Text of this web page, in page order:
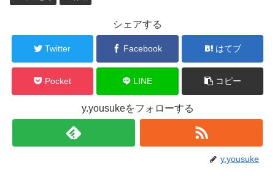
シェアする
Twitter Facebook はてブ
Pocket LINE コピー
y.yousukeをフォローする
y.yousuke